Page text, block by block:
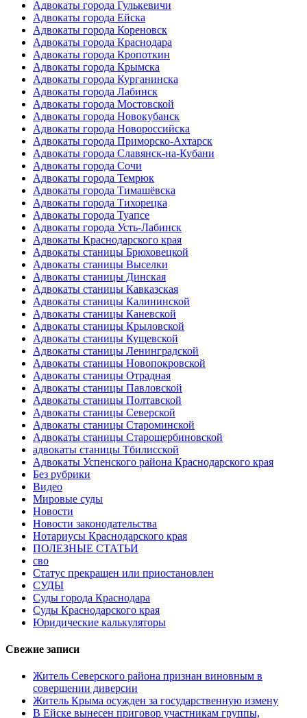
Адвокаты города Гулькевичи
Адвокаты города Ейска
Адвокаты города Кореновск
Адвокаты города Краснодара
Адвокаты города Кропоткин
Адвокаты города Крымска
Адвокаты города Курганинска
Адвокаты города Лабинск
Адвокаты города Мостовской
Адвокаты города Новокубанск
Адвокаты города Новороссийска
Адвокаты города Приморско-Ахтарск
Адвокаты города Славянск-на-Кубани
Адвокаты города Сочи
Адвокаты города Темрюк
Адвокаты города Тимашёвска
Адвокаты города Тихорецка
Адвокаты города Туапсе
Адвокаты города Усть-Лабинск
Адвокаты Краснодарского края
Адвокаты станицы Брюховецкой
Адвокаты станицы Выселки
Адвокаты станицы Динская
Адвокаты станицы Кавказская
Адвокаты станицы Калининской
Адвокаты станицы Каневской
Адвокаты станицы Крыловской
Адвокаты станицы Кущевской
Адвокаты станицы Ленинградской
Адвокаты станицы Новопокровской
Адвокаты станицы Отрадная
Адвокаты станицы Павловской
Адвокаты станицы Полтавской
Адвокаты станицы Северской
Адвокаты станицы Староминской
Адвокаты станицы Старощербиновской
адвокаты станицы Тбилисской
Адвокаты Успенского района Краснодарского края
Без рубрики
Видео
Мировые суды
Новости
Новости законодательства
Нотариусы Краснодарского края
ПОЛЕЗНЫЕ СТАТЬИ
сво
Статус прекращен или приостановлен
СУДЫ
Суды города Краснодара
Суды Краснодарского края
Юридические калькуляторы
Свежие записи
Житель Северского района признан виновным в
совершении диверсии
Житель Крыма осужден за государственную измену
В Ейске вынесен приговор участникам группы,